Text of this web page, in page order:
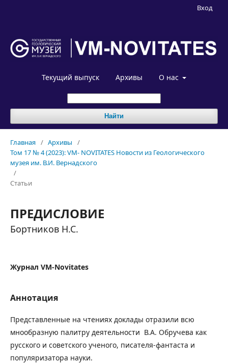
Текущий выпуск Архивы О нас
Найти
Вход
Главная / Архивы
/
Том 17 № 4 (2023): VM- NOVITATES Новости из Геологического
музея им. В.И. Вернадского
/
Статьи
ПРЕДИСЛОВИЕ
Бортников Н.С.
Журнал VM-Novitates
Аннотация
Представленные на чтениях доклады отразили всю
мнообразную палитру деятельности В.А. Обручева как
русского и советского ученого, писателя-фантаста и
популяризатора науки.